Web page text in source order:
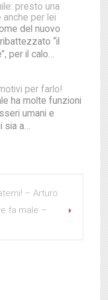
presto una
anche per lei
del nuovo
“il
per il calo…
per farlo!
ha molte funzioni
umani e
sia a…
– Arturo
fa male –